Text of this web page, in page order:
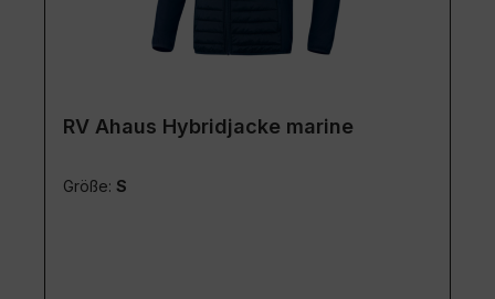
RV Ahaus Hybridjacke marine
Größe: S